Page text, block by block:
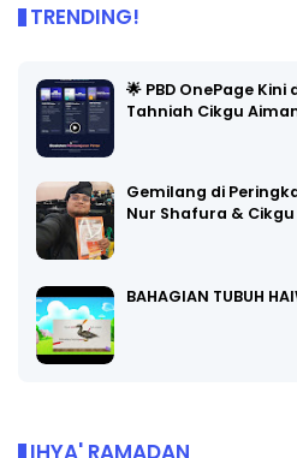
TRENDING!
🌟 PBD OnePage
Tahniah Cikgu
Gemilang di
Nur Shafura &
BAHAGIAN TUBUH
IHYA' RAMADAN